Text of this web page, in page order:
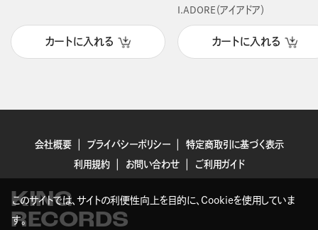
カートに入れる
I.ADORE（アイアドア）
カートに入れる
会社概要 プライバシーポリシー
特定商取引に基づく表示
利用規約
お問い合わせ ご利用ガイド
KING
RECORDS
このサイトでは、サイトの利便性向上を目的に、Cookieを使用していま
す。